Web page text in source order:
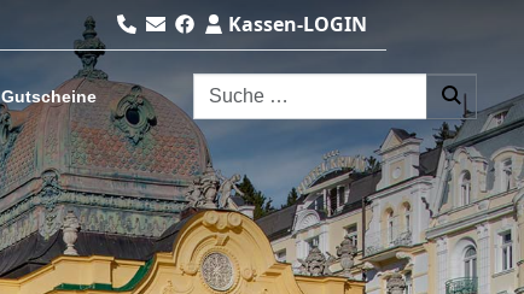
Kassen-LOGIN
Suchen nach:
Gutscheine